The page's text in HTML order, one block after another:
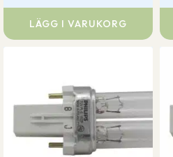
LÄGG I VARUKORG